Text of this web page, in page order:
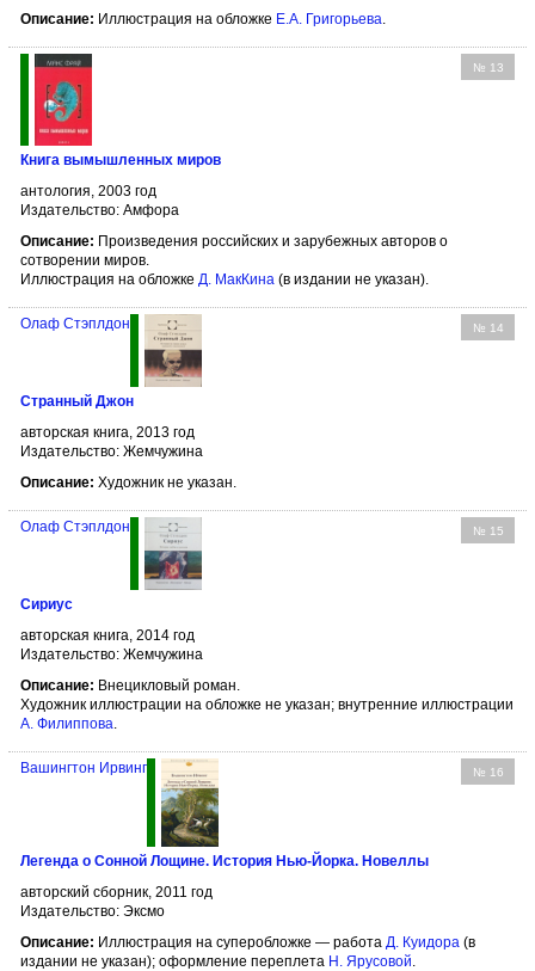
Описание: Иллюстрация на обложке Е.А. Григорьева
№ 13
Книга вымышленных миров
антология, 2003 год
Издательство: Амфора
Описание: Произведения российских и зарубежных авторов о
сотворении миров.
Иллюстрация на обложке Д. МакКина (в издании не указан).
№ 14
Олаф Стэплдон
Странный Джон
авторская книга, 2013 год
Издательство: Жемчужина
Описание: Художник не указан.
№ 15
Олаф Стэплдон
Сириус
авторская книга, 2014 год
Издательство: Жемчужина
Описание: Внецикловый роман.
Художник иллюстрации на обложке не указан; внутренние иллюстрации
А. Филипповa
№ 16
Вашингтон Ирвинг
Легенда о Сонной Лощине. История Нью-Йорка. Новеллы
авторский сборник, 2011 год
Издательство: Эксмо
Описание: Иллюстрация на суперобложке — работа Д. Куидора (в
издании не указан); оформление переплета Н. Ярусовой.